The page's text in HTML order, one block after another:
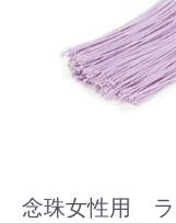
念珠女性用